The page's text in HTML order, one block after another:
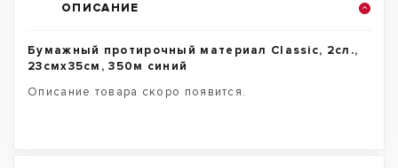
ОПИСАНИЕ
Бумажный протирочный материал Classic, 2сл.,
23смх35см, 350м синий
Описание товара скоро появится.